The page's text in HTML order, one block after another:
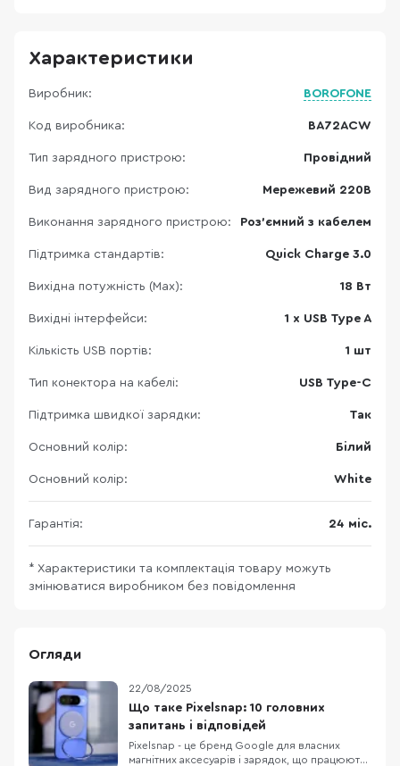
Характеристики
Виробник: BOROFONE
Код виробника: BA72ACW
Тип зарядного пристрою: Провідний
Вид зарядного пристрою: Мережевий 220В
Виконання зарядного пристрою: Роз'ємний з кабелем
Підтримка стандартів: Quick Charge 3.0
Вихідна потужність (Max): 18 Вт
Вихідні інтерфейси: 1 x USB Type A
Кількість USB портів: 1 шт
Тип конектора на кабелі: USB Type-C
Підтримка швидкої зарядки: Так
Основний колір: Білий
Основний колір: White
Гарантія: 24 міс.
* Характеристики та комплектація товару можуть
змінюватися виробником без повідомлення
Огляди
22/08/2025
Що таке Pixelsnap: 10 головних
запитань і відповідей
Pixelsnap - це бренд Google для власних
магнітних аксесуарів і зарядок, що працюють